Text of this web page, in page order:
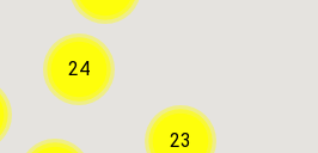
23
24